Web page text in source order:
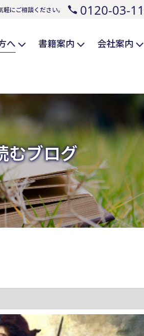
にご相談ください。 0120-03-
へ 書籍案内 会社案内
むブログ